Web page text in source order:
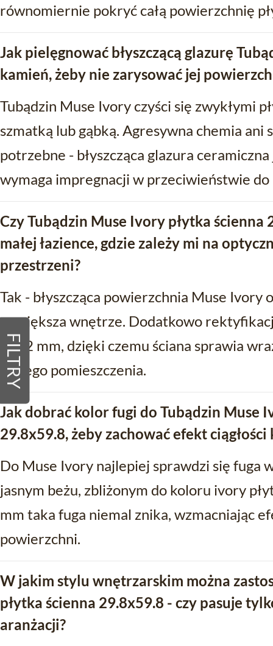
FILTRY
równomiernie pokryć całą powierzchnię
Jak pielęgnować błyszczącą glazurę
kamień, żeby nie zarysować jej
Tubądzin Muse Ivory czyści się zwykłymi
szmatką lub gąbką. Agresywna chemia ani
potrzebne - błyszcząca glazura
wymaga impregnacji w przeciwieństwie
Czy Tubądzin Muse Ivory płytka ścienna
małej łazience, gdzie zależy mi na
przestrzeni?
Tak - błyszcząca powierzchnia Muse Ivory
powiększa wnętrze. Dodatkowo
1,5-2 mm, dzięki czemu ściana sprawia
małego pomieszczenia.
Jak dobrać kolor fugi do Tubądzin Muse
29.8x59.8, żeby zachować efekt ciągłości
Do Muse Ivory najlepiej sprawdzi się fuga
jasnym beżu, zbliżonym do koloru ivory
mm taka fuga niemal znika, wzmacniając
powierzchni.
W jakim stylu wnętrzarskim można
płytka ścienna 29.8x59.8 - czy pasuje
aranżacji?